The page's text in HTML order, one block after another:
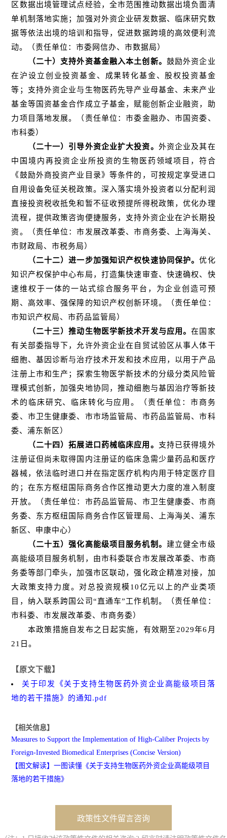
区数据出境管理试点经验，全市范围推动数据出境负面清
单机制落地实施；加强对外资企业研发数据、临床研究数
据等依法出境的培训和指导，促进数据跨境的高效便利流
动。（责任单位：市委网信办、市数据局）
（二十）支持外资基金融入本土创新。 鼓励外资企业
在沪设立创业投资基金、成果转化基金、股权投资基金
等；支持外资企业与生物医药先导产业母基金、未来产业
基金等国资基金合作成立子基金，赋能创新企业融资，助
力项目落地发展。（责任单位：市委金融办、市国资委、
市科委）
（二十一）引导外资企业扩大投资。 外资企业及其在
中国境内再投资企业所投资的生物医药领域项目，符合
《鼓励外商投资产业目录》等条件的，可按规定享受进口
自用设备免征关税政策。深入落实境外投资者以分配利润
直接投资税收抵免和暂不征收预提所得税政策，优化办理
流程，提供政策咨询便捷服务，支持外资企业在沪长期投
资。（责任单位：市发展改革委、市商务委、上海海关、
市财政局、市税务局）
（二十二）进一步加强知识产权快速协同保护。优化
知识产权保护中心布局，打造集快速审查、快速确权、快
速维权于一体的一站式综合服务平台，为企业创造可预
期、高效率、强保障的知识产权创新环境。（责任单位：
市知识产权局、市药品监管局）
（二十三）推动生物医学新技术开发与应用。在国家
有关部委指导下，允许外资企业在自贸试验区从事人体干
细胞、基因诊断与治疗技术开发和技术应用，以用于产品
注册上市和生产；探索生物医学新技术的分级分类风险管
理模式创新，加强央地协同，推动细胞与基因治疗等新技
术的临床研究、临床转化与应用。（责任单位：市商务
委、市卫生健康委、市市场监管局、市药品监管局、市科
委、浦东新区）
（二十四）拓展进口药械临床应用。 支持已获得境外
注册证但尚未取得国内注册证的临床急需少量药品和医疗
器械，依法临时进口并在指定医疗机构内用于特定医疗目
的；在东方枢纽国际商务合作区推动更大力度的准入制度
开放。（责任单位：市药品监管局、市卫生健康委、市商
务委、东方枢纽国际商务合作区管理局、上海海关、浦东
新区、申康中心）
（二十五）强化高能级项目服务机制。 建立健全市级
高能级项目服务机制，由市科委联合市发展改革委、市商
务委等部门牵头，加强市区联动，强化政企精准对接，加
大政策支持力度。对总投资规模10亿元以上的产业类项
目，纳入联系跨国公司“直通车”工作机制。（责任单位：
市科委、市发展改革委、市商务委）
本政策措施自发布之日起实施，有效期至2029年6月
21日。
【原文下载】
关于印发《关于支持生物医药外资企业高能级项目落
地的若干措施》的通知.pdf
【相关信息】
Measures to Support the Implementation of High-Caliber Projects by
Foreign-Invested Biomedical Enterprises (Concise Version)
【图文解读】一图读懂《关于支持生物医药外资企业高能级项目
落地的若干措施》
政策性文件留言咨询